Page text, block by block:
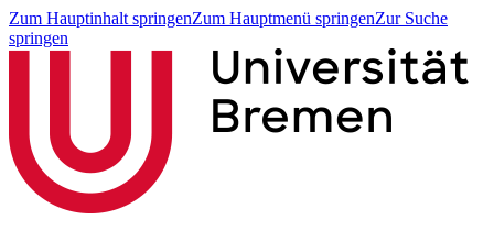
Zum Hauptinhalt springenZum Hauptmenü springenZur Suche
springen